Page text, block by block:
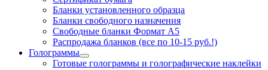
Бланки установленного образца
Бланки свободного назначения
Свободные бланки Формат А5
Распродажа бланков (все по 10-15 руб.!)
Голограммы
Готовые голограммы и голографические наклейки